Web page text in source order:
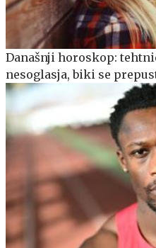
Današnji horoskop:
nesoglasja, biki se